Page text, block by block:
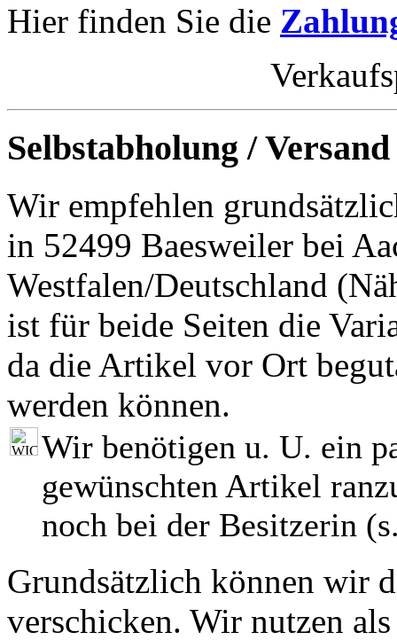
Hier finden Sie die
Selbstabholung / Versand
Wir empfehlen
in 52499 Baesweiler bei
Westfalen/Deutschland
ist für beide Seiten die
da die Artikel vor Ort
werden können.
Wir benötigen u. U. ein
gewünschten Artikel
noch bei der Besitzerin
Grundsätzlich können wir
verschicken. Wir nutzen